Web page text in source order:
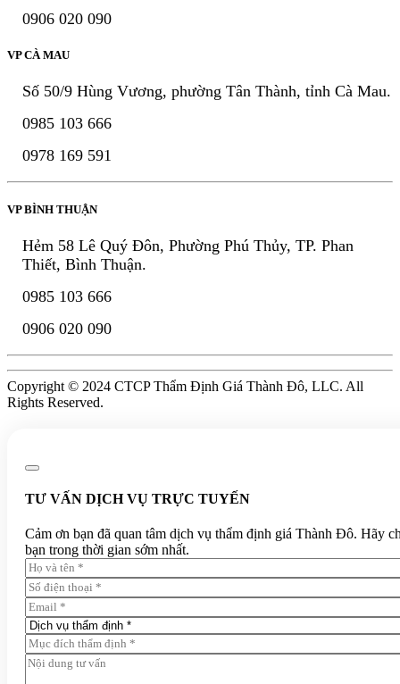
0906 020 090
VP CÀ MAU
Số 50/9 Hùng Vương, phường Tân Thành, tỉnh Cà Mau.
0985 103 666
0978 169 591
VP BÌNH THUẬN
Hẻm 58 Lê Quý Đôn, Phường Phú Thủy, TP. Phan
Thiết, Bình Thuận.
0985 103 666
0906 020 090
Copyright © 2024 CTCP Thẩm Định Giá Thành Đô, LLC. All
Rights Reserved.
TƯ VẤN DỊCH VỤ TRỰC TUYẾN
Cảm ơn bạn đã quan tâm dịch vụ thẩm định giá Thành Đô. Hãy
bạn trong thời gian sớm nhất.